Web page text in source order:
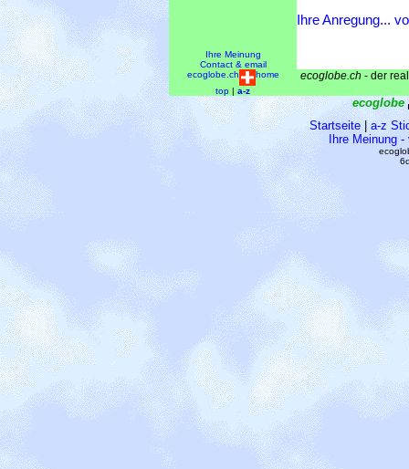
Ihre Anregung...
Ihre Meinung
Contact & email
ecoglobe.ch
home
top | a-z
ecoglobe.ch - der
ecoglobe
Startseite| a-z
Ihre Meinung